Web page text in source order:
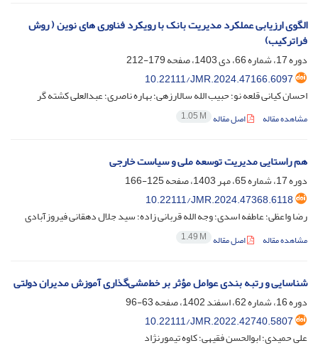
الگوی ارزیابی عملکرد مدیریت بانک با رویکرد فناوری های نوین ( روش
فراترکیب)
دوره 17، شماره 66، دی 1403، صفحه
179-212
10.22111/JMR.2024.47166.6097
احسان کیانی قلعه نو؛ حبیب الله سالارزهی؛ بهاره ناصری؛ عبدالعلی کشته گر
مشاهده مقاله اصل مقاله 1.05 M
هم راستایی مدیریت توسعه ملی و سیاست خارجی
دوره 17، شماره 65، مهر 1403، صفحه
125-166
10.22111/JMR.2024.47368.6118
رضا واعظی؛ عاطفه اسدی؛ وجه الله قربانی زاده؛ سید جلال دهقانی فیروزآبادی
مشاهده مقاله اصل مقاله 1.49 M
شناسایی و رتبه بندی عوامل مؤثر بر خط‌مشی‌گذاری آموزش مدیران دولتی
دوره 16، شماره 62، اسفند 1402، صفحه
63-96
10.22111/JMR.2022.42740.5807
علی حمیدی؛ ابوالحسن فقیهی؛ کاوه تیمورنژاد